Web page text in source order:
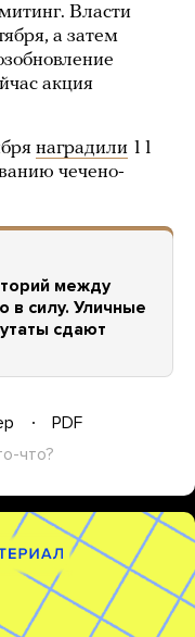
Власти
а затем
акция
наградили 11
чечено-
между
в силу. Уличные
сдают
PDF
что?